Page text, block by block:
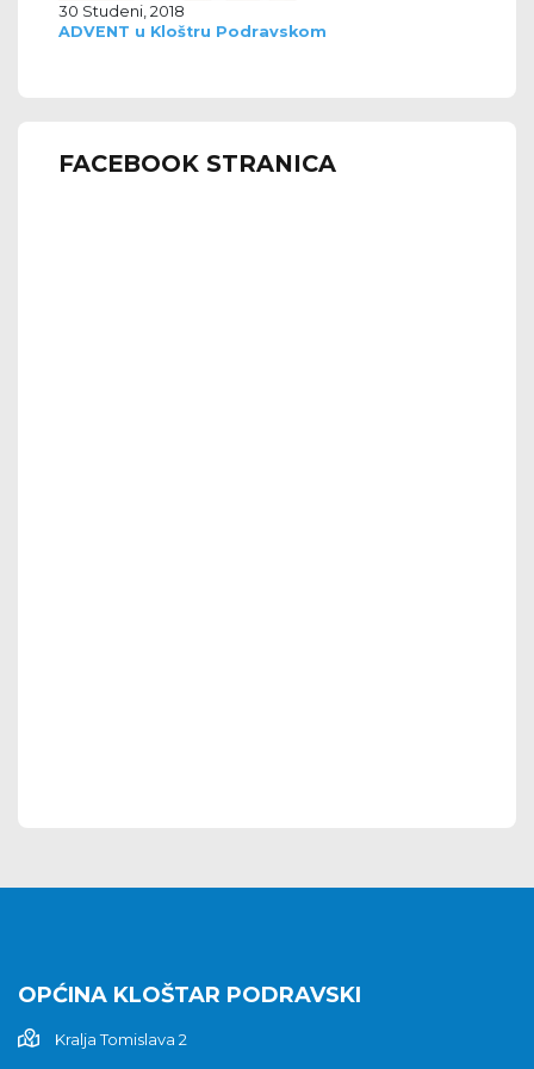
30 Studeni, 2018
ADVENT u Kloštru Podravskom
FACEBOOK STRANICA
OPĆINA KLOŠTAR PODRAVSKI
Kralja Tomislava 2